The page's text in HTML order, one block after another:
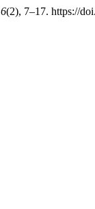
6(2), 7–17. https://